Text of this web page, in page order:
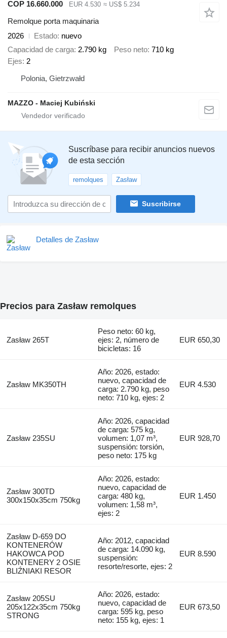
COP 16.660.000 EUR 4.530 ≈ US$ 5.234
Remolque porta maquinaria
2026
Estado nuevo
Capacidad de carga 2.790 kg Peso neto 710 kg
Ejes 2
Polonia, Gietrzwałd
MAZZO - Maciej Kubiński
Suscríbase para recibir anuncios nuevos
de esta sección
remolques Zasław
Suscribirse
Detalles de Zasław
Precios para Zasław remolques
Zasław 265T
Peso neto: 60 kg,
ejes: 2, número de
bicicletas: 16
EUR 650,30
Zasław MK350TH
Año: 2026, estado:
nuevo, capacidad de
carga: 2.790 kg, peso
neto: 710 kg, ejes: 2
EUR 4.530
Zasław 235SU
Año: 2026, capacidad
de carga: 575 kg,
volumen: 1,07 m³,
suspensión: torsión,
peso neto: 175 kg
EUR 928,70
Zasław 300TD
300x150x35cm 750kg
Año: 2026, estado:
nuevo, capacidad de
carga: 480 kg,
volumen: 1,58 m³,
ejes: 2
EUR 1.450
Zasław D-659 DO
KONTENERÓW
HAKOWCA POD
KONTENERY 2 OSIE
BLIŹNIAKI RESOR
Año: 2012, capacidad
de carga: 14.090 kg,
suspensión:
resorte/resorte, ejes: 2
EUR 8.590
Zasław 205SU
205x122x35cm 750kg
STRONG
Año: 2026, estado:
nuevo, capacidad de
carga: 595 kg, peso
neto: 155 kg, ejes: 1
EUR 673,50